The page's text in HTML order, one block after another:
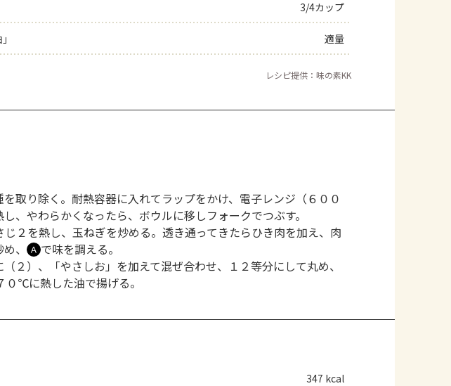
3/4カップ
適量
レシピ提供：味の素KK
取り除く。耐熱容器に入れてラップをかけ、電子レンジ（６００
、やわらかくなったら、ボウルに移しフォークでつぶす。
２を熱し、玉ねぎを炒める。透き通ってきたらひき肉を加え、肉
、
Ａ で味を調える。
（２）、「やさしお」を加えて混ぜ合わせ、１２等分にして丸め、
０℃に熱した油で揚げる。
347 kcal